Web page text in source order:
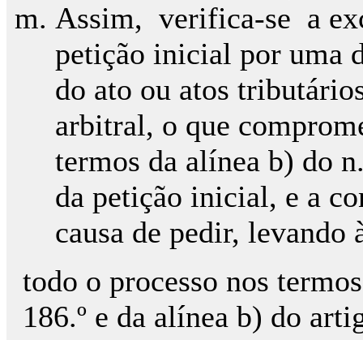
Assim, verifica-se a
petição inicial por uma
do ato ou atos
arbitral, o que
termos da alínea b) do
da petição inicial, e a
causa de pedir, levando
todo o processo nos
186.º e da alínea b) do